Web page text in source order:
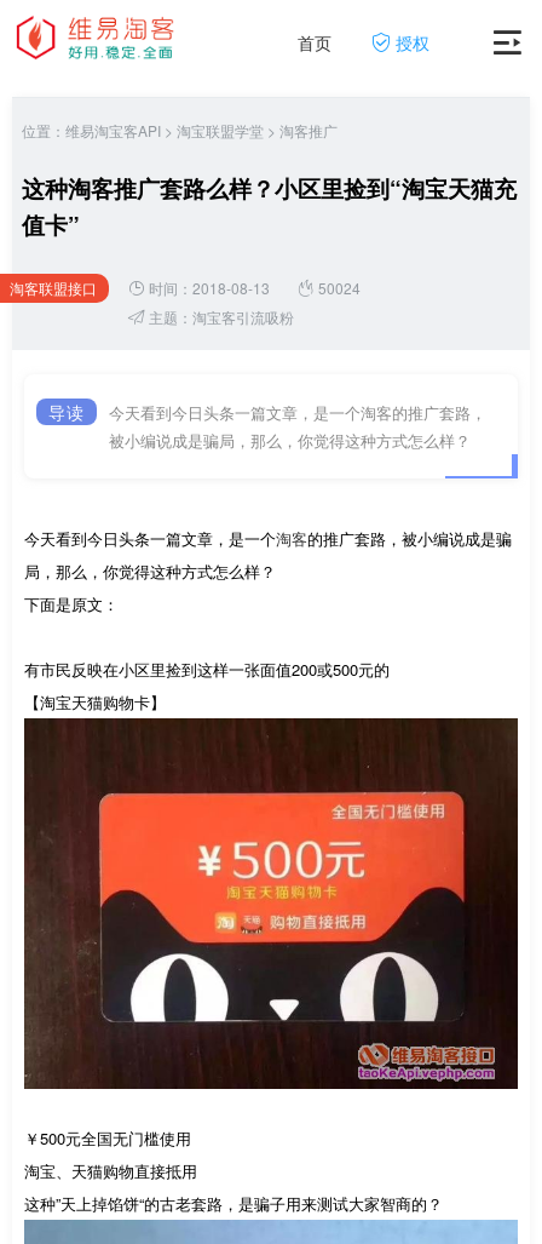
首页 授权
位置： 维易淘宝客API > 淘宝联盟学堂 > 淘客推广
这种淘客推广套路么样？小区里捡到“淘宝天猫充
值卡”
淘客联盟接口
时间：2018-08-13
50024
主题： 淘宝客引流吸粉
导读
今天看到今日头条一篇文章，是一个淘客的推广套路，
被小编说成是骗局，那么，你觉得这种方式怎么样？
今天看到今日头条一篇文章，是一个淘客的推广套路，被小编说成是骗
局，那么，你觉得这种方式怎么样？
下面是原文：
有市民反映在小区里捡到这样一张面值200或500元的
【淘宝天猫购物卡】
￥500元全国无门槛使用
淘宝、天猫购物直接抵用
这种”天上掉馅饼“的古老套路，是骗子用来测试大家智商的？